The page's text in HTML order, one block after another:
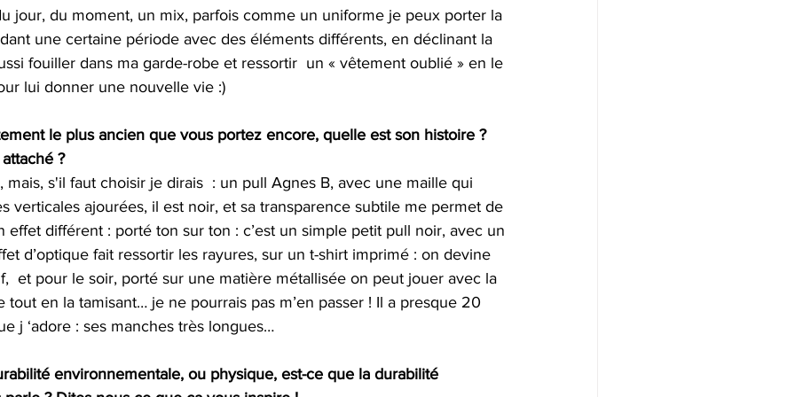
jour, du moment, un mix, parfois comme un uniforme je peux porter la
une certaine période avec des éléments différents, en déclinant la
fouiller dans ma garde-robe et ressortir  un « vêtement oublié » en le
lui donner une nouvelle vie :)
le plus ancien que vous portez encore, quelle est son histoire ?
?
mais, s'il faut choisir je dirais  : un pull Agnes B, avec une maille qui
verticales ajourées, il est noir, et sa transparence subtile me permet de
effet différent : porté ton sur ton : c’est un simple petit pull noir, avec un
d’optique fait ressortir les rayures, sur un t-shirt imprimé : on devine
et pour le soir, porté sur une matière métallisée on peut jouer avec la
tout en la tamisant… je ne pourrais pas m’en passer ! Il a presque 20
j ‘adore : ses manches très longues…
environnementale, ou physique, est-ce que la durabilité